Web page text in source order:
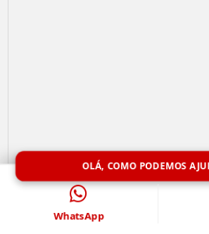
Limpeza de Caixa de
OLÁ, COMO PODEMOS
WhatsApp